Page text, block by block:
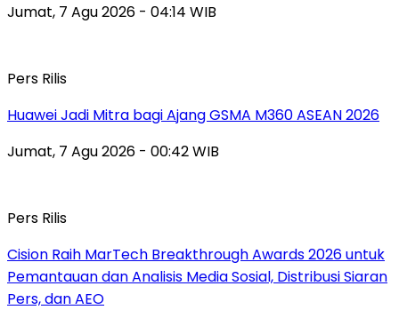
Jumat, 7 Agu 2026 - 04:14 WIB
Pers Rilis
Huawei Jadi Mitra bagi Ajang GSMA M360 ASEAN 2026
Jumat, 7 Agu 2026 - 00:42 WIB
Pers Rilis
Cision Raih MarTech Breakthrough Awards 2026 untuk
Pemantauan dan Analisis Media Sosial, Distribusi Siaran
Pers, dan AEO